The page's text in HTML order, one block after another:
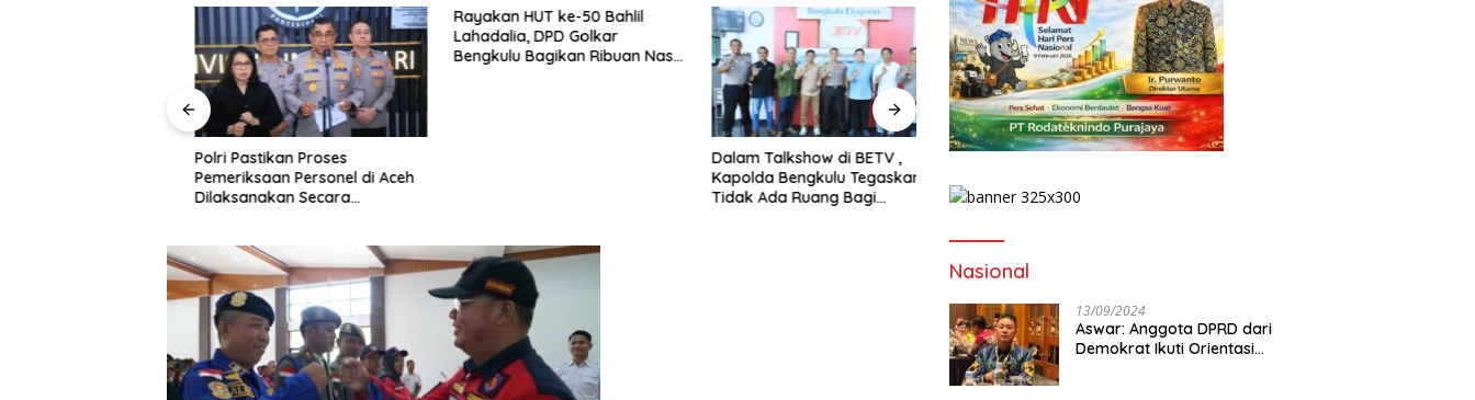
Polri Pastikan Proses
Pemeriksaan Personel di Aceh
Dilaksanakan Secara
Rayakan HUT ke-50 Bahlil
Lahadalia, DPD Golkar
Bengkulu Bagikan Ribuan Nasi
Kotak dan Bantuan ke Puluhan
Panti Asuhan
Dalam Talkshow di BETV ,
Kapolda Bengkulu Tegaskan :
Tidak Ada Ruang Bagi
Lewat Podcast Tribun
Paparkan Komitmen
Profesional dan Humanis
Publik Desak Komisi IV DPRD
Provinsi Bengkulu Tinjau
Polemik Bika Coffee, Soroti
Dugaan Pergeseran Konsep
Family Cafe
Nasional
13/09/2024
Aswar: Anggota DPRD dari
Demokrat Ikuti Orientasi